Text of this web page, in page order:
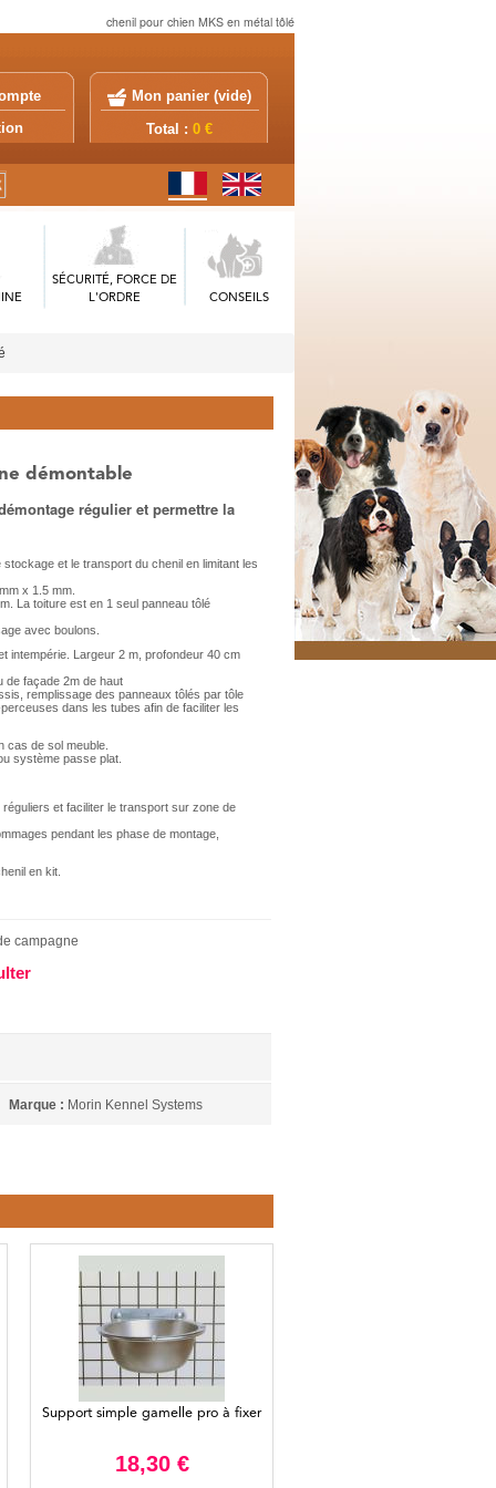
chenil pour chien MKS en métal tôlé
Mon panier (vide)
Total : 0 €
SÉCURITÉ, FORCE DE
L'ORDRE
CONSEILS
démontable
régulier et permettre la
et le transport du chenil en limitant les
x 1.5 mm.
La toiture est en 1 seul panneau tôlé
avec boulons.
intempérie. Largeur 2 m, profondeur 40 cm
de façade 2m de haut
remplissage des panneaux tôlés par tôle
dans les tubes afin de faciliter les
cas de sol meuble.
système passe plat.
et faciliter le transport sur zone de
pendant les phase de montage,
en kit.
campagne
Marque : Morin Kennel Systems
Support simple gamelle pro à fixer
18,30 €